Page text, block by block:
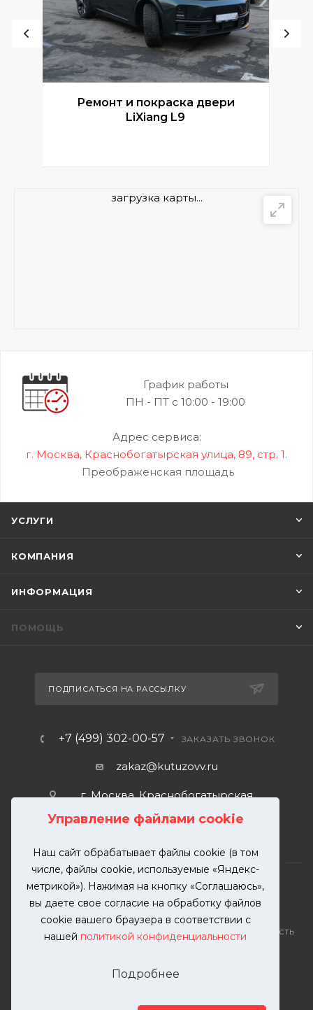
Управление файлами cookie
Наш сайт обрабатывает файлы cookie (в том
числе, файлы cookie, используемые «Яндекс-
метрикой»). Нажимая на кнопку «Соглашаюсь»,
вы даете свое согласие на обработку файлов
cookie вашего браузера в соответствии с
нашей политикой конфиденциальности
Подробнее
Ремонт и покраска двери
LiXiang L9
загрузка карты...
График работы
ПН - ПТ с 10:00 - 19:00
Адрес сервиса:
г. Москва, Краснобогатырская улица, 89, стр. 1.
Преображенская площадь
УСЛУГИ
КОМПАНИЯ
ИНФОРМАЦИЯ
ПОМОЩЬ
ПОДПИСАТЬСЯ НА РАССЫЛКУ
+7 (499) 302-00-57 ЗАКАЗАТЬ ЗВОНОК
zakaz@kutuzovv.ru
г. Москва, Краснобогатырская
2026 © KUTUZOVV | Кузовной ремонт и покраска
автомобилей. Вся информация на сайте – собственность
разрешения запрещена. Все права защищены.